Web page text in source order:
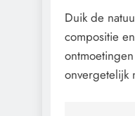
Duik de
compositie
onvergetelijk